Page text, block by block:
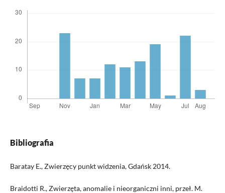
Bibliografia
Baratay E., Zwierzęcy punkt widzenia, Gdańsk 2014.
Braidotti R., Zwierzęta, anomalie i nieorganiczni inni, przeł. M.